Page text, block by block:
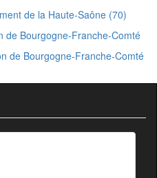
de la Haute-Saône (70)
de Bourgogne-Franche-Comté
de Bourgogne-Franche-Comté